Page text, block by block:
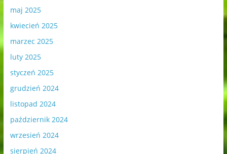
maj 2025
kwiecień 2025
marzec 2025
luty 2025
styczeń 2025
grudzień 2024
listopad 2024
październik 2024
wrzesień 2024
sierpień 2024